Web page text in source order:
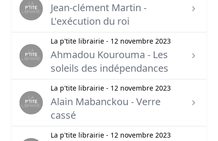
Jean-clément Martin -
L'exécution du roi
La p'tite librairie - 12 novembre 2023
Ahmadou Kourouma - Les
soleils des indépendances
La p'tite librairie - 12 novembre 2023
Alain Mabanckou - Verre
cassé
La p'tite librairie - 12 novembre 2023